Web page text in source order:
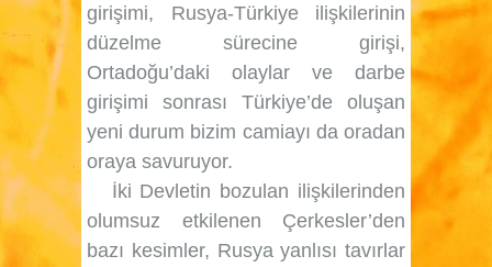
girişimi, Rusya-Türkiye ilişkilerinin
düzelme sürecine girişi,
Ortadoğu’daki olaylar ve darbe
girişimi sonrası Türkiye’de oluşan
yeni durum bizim camiayı da oradan
oraya savuruyor.
İki Devletin bozulan ilişkilerinden
olumsuz etkilenen Çerkesler’den
bazı kesimler, Rusya yanlısı tavırlar